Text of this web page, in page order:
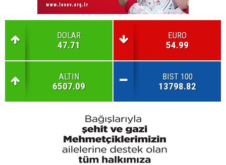
DOLAR
47.71
EURO
54.99
ALTIN
6507.09
BIST 100
13798.82